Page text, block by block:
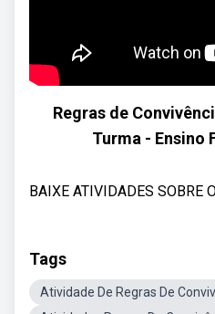
Regras de
Turma - Ensino
BAIXE ATIVIDADES SOBRE
Tags
Atividade De Regras De